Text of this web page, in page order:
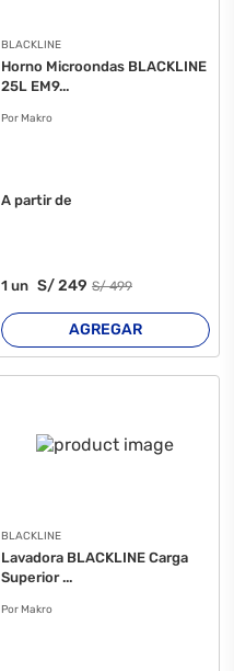
BLACKLINE
Horno Microondas BLACKLINE
25L EM9...
Por Makro
A partir de
1 un S/249 S/499
AGREGAR
BLACKLINE
Lavadora BLACKLINE Carga
Superior ...
Por Makro